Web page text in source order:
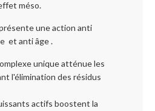
méso.
une action anti
et anti âge .
unique atténue les
l'élimination des résidus
actifs boostent la